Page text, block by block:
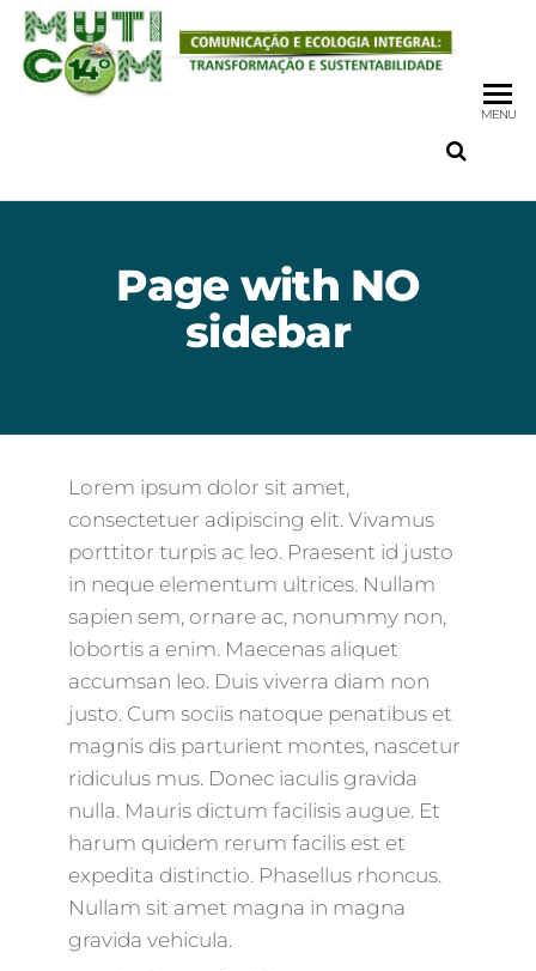
MENU
Page with NO
sidebar
Lorem ipsum dolor sit amet,
consectetuer adipiscing elit. Vivamus
porttitor turpis ac leo. Praesent id justo
in neque elementum ultrices. Nullam
sapien sem, ornare ac, nonummy non,
lobortis a enim. Maecenas aliquet
accumsan leo. Duis viverra diam non
justo. Cum sociis natoque penatibus et
magnis dis parturient montes, nascetur
ridiculus mus. Donec iaculis gravida
nulla. Mauris dictum facilisis augue. Et
harum quidem rerum facilis est et
expedita distinctio. Phasellus rhoncus.
Nullam sit amet magna in magna
gravida vehicula.